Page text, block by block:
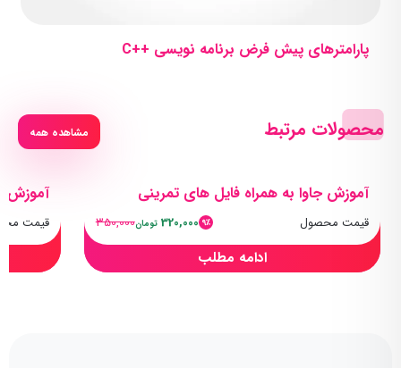
پارامترهای پیش فرض برنامه نویسی ++C
محصولات مرتبط مشاهده همه
آموزش جاوا به همراه فایل های تمرینی
قیمت محصول 9٪ 320,000 تومان350,000
ادامه مطلب
آموزش
قیمت